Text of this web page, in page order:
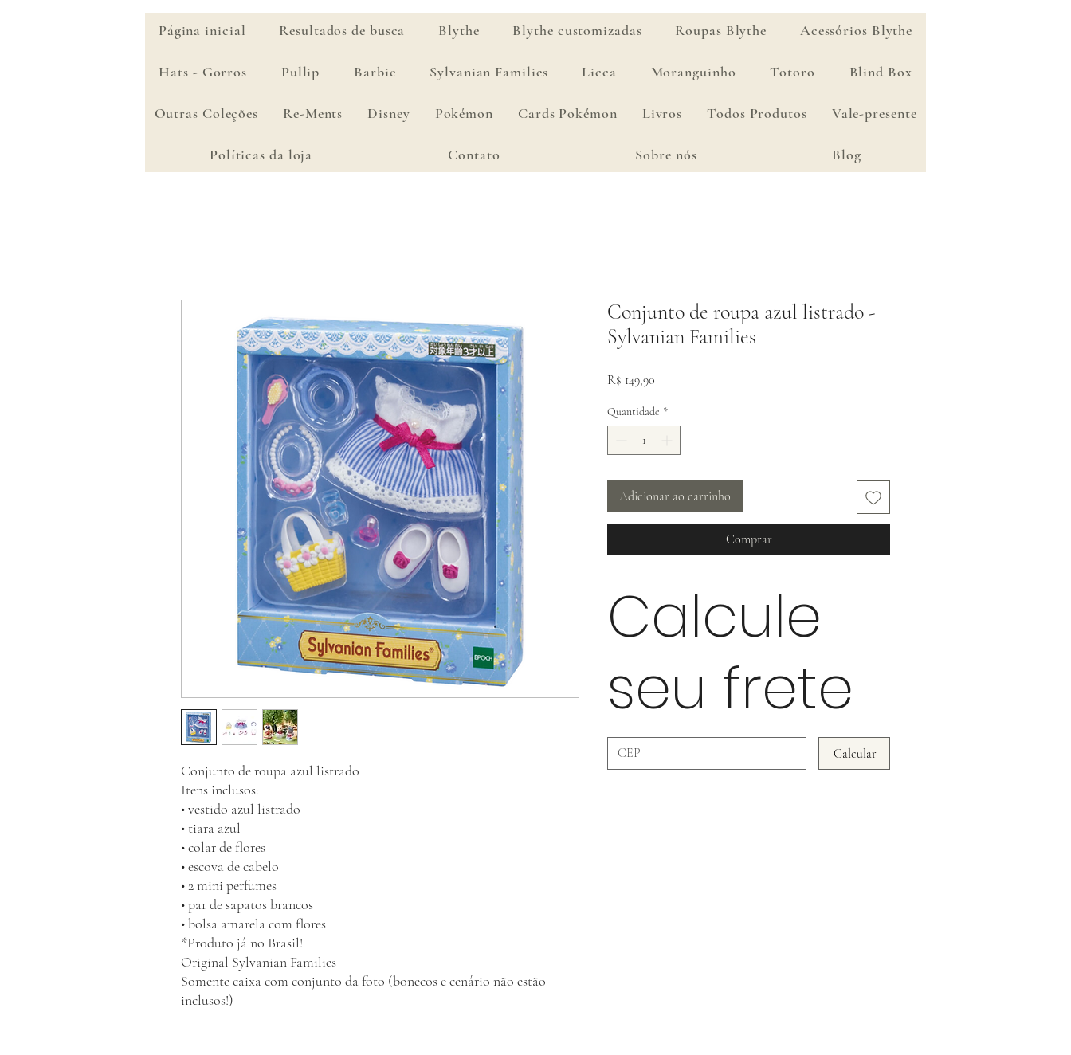
Página inicial Resultados de busca Blythe Blythe customizadas Roupas Blythe Acessórios Blythe
Hats - Gorros Pullip Barbie Sylvanian Families Licca Moranguinho Totoro Blind Box
Outras Coleções Re-Ments Disney Pokémon Cards Pokémon Livros Todos Produtos Vale-presente
Políticas da loja Contato Sobre nós Blog
Conjunto de roupa azul listrado
Itens inclusos:
• vestido azul listrado
• tiara azul
• colar de flores
• escova de cabelo
• 2 mini perfumes
• par de sapatos brancos
• bolsa amarela com flores
*Produto já no Brasil!
Original Sylvanian Families
Somente caixa com conjunto da foto (bonecos e cenário não estão
inclusos!)
Conjunto de roupa azul listrado -
Sylvanian Families
R$ 149,90
Quantidade *
Adicionar ao carrinho
Comprar
Calcule
seu frete
Calcular